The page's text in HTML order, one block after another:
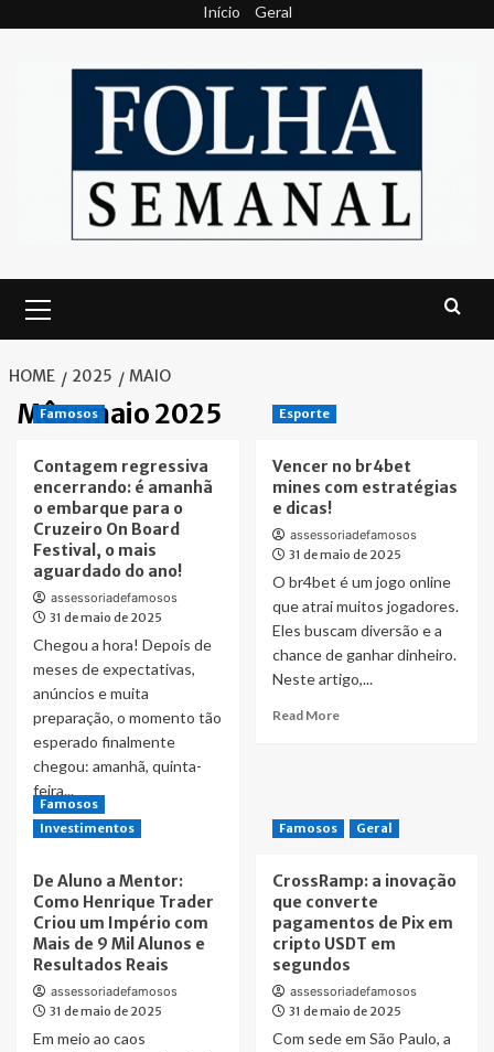
Início Geral
Menu
HOME 2025 MAIO
Mês:maio 2025
Famosos
Contagem regressiva
encerrando: é amanhã
o embarque para o
Cruzeiro On Board
Festival, o mais
aguardado do ano!
assessoriadefamosos
31 de maio de 2025
Chegou a hora! Depois de
meses de expectativas,
anúncios e muita
preparação, o momento tão
esperado finalmente
chegou: amanhã, quinta-
feira...
Read MoreRead
Contagem
regressiva
encerrando:
é
amanhã
o
embarque
para
Esporte
Vencer no br4bet
mines com estratégias
e dicas!
assessoriadefamosos
31 de maio de 2025
O br4bet é um jogo online
que atrai muitos jogadores.
Eles buscam diversão e a
chance de ganhar dinheiro.
Neste artigo,...
Read MoreRead
br4bet
mines
estratégias
e
dicas!
Famosos
Investimentos
De Aluno a Mentor:
Como Henrique Trader
Criou um Império com
Mais de 9 Mil Alunos e
Resultados Reais
assessoriadefamosos
31 de maio de 2025
Em meio ao caos
Famosos Geral
CrossRamp: a inovação
que converte
pagamentos de Pix em
cripto USDT em
segundos
assessoriadefamosos
31 de maio de 2025
Com sede em São Paulo, a